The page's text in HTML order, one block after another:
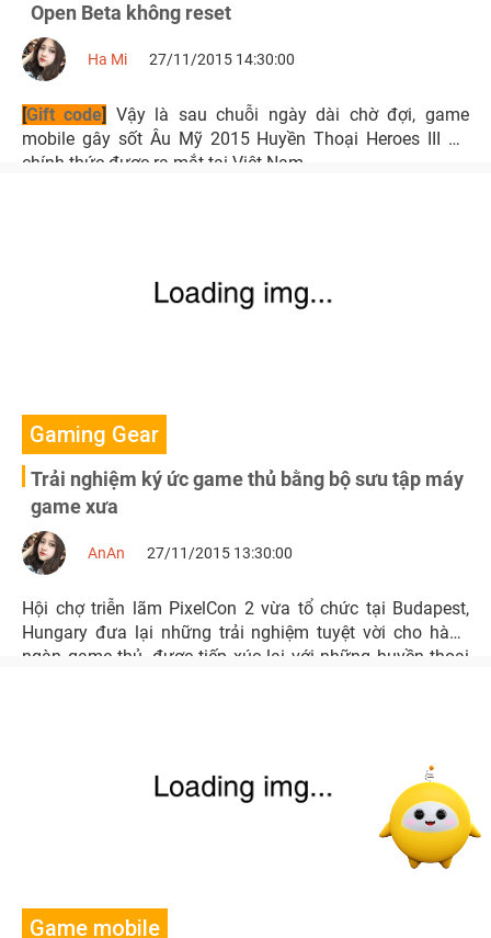
Open Beta không reset
Ha Mi 27/11/2015 14:30:00
[Gift code] Vậy là sau chuỗi ngày dài chờ đợi, game
mobile gây sốt Âu Mỹ 2015 Huyền Thoại Heroes III đã
chính thức được ra mắt tại Việt Nam.
Gaming Gear
Trải nghiệm ký ức game thủ bằng bộ sưu tập máy
game xưa
AnAn 27/11/2015 13:30:00
Hội chợ triễn lãm PixelCon 2 vừa tổ chức tại Budapest,
Hungary đưa lại những trải nghiệm tuyệt vời cho hàng
ngàn game thủ, được tiếp xúc lại với những huyền thoại
Game mobile